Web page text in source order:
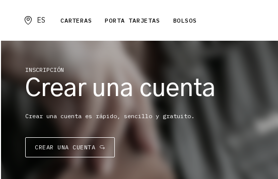
ES CARTERAS PORTA TARJETAS BOLSOS
INSCRIPCIÓN
Crear una cuenta
Crear una cuenta es rápido, sencillo y gratuito.
CREAR UNA CUENTA